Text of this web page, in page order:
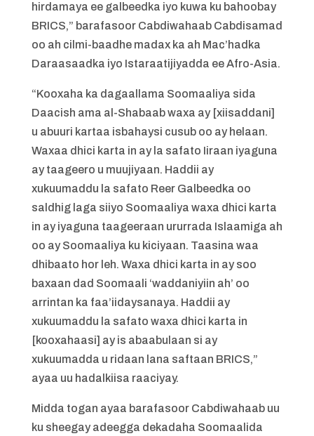
hirdamaya ee galbeedka iyo kuwa ku bahoobay
BRICS,” barafasoor Cabdiwahaab Cabdisamad
oo ah cilmi-baadhe madax ka ah Mac’hadka
Daraasaadka iyo Istaraatijiyadda ee Afro-Asia.
“Kooxaha ka dagaallama Soomaaliya sida
Daacish ama al-Shabaab waxa ay [xiisaddani]
u abuuri kartaa isbahaysi cusub oo ay helaan.
Waxaa dhici karta in ay la safato Iiraan iyaguna
ay taageero u muujiyaan. Haddii ay
xukuumaddu la safato Reer Galbeedka oo
saldhig laga siiyo Soomaaliya waxa dhici karta
in ay iyaguna taageeraan ururrada Islaamiga ah
oo ay Soomaaliya ku kiciyaan. Taasina waa
dhibaato hor leh. Waxa dhici karta in ay soo
baxaan dad Soomaali ‘waddaniyiin ah’ oo
arrintan ka faa’iidaysanaya. Haddii ay
xukuumaddu la safato waxa dhici karta in
[kooxahaasi] ay is abaabulaan si ay
xukuumadda u ridaan lana saftaan BRICS,”
ayaa uu hadalkiisa raaciyay.
Midda togan ayaa barafasoor Cabdiwahaab uu
ku sheegay adeegga dekadaha Soomaalida